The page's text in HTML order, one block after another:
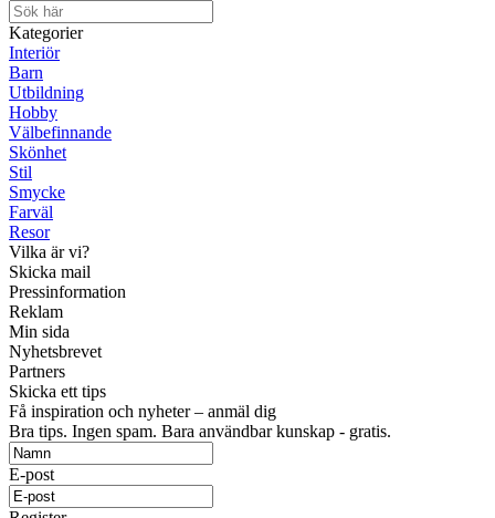
Kategorier
Interiör
Barn
Utbildning
Hobby
Välbefinnande
Skönhet
Stil
Smycke
Farväl
Resor
Vilka är vi?
Skicka mail
Pressinformation
Reklam
Min sida
Nyhetsbrevet
Partners
Skicka ett tips
Få inspiration och nyheter – anmäl dig
Bra tips. Ingen spam. Bara användbar kunskap - gratis.
E-post